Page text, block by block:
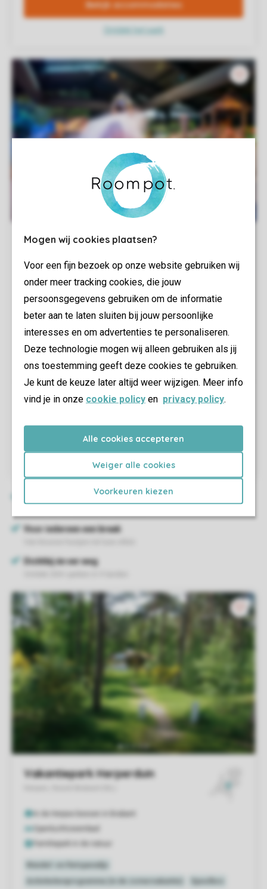
Mogen wij cookies plaatsen?
Voor een fijn bezoek op onze website gebruiken wij
onder meer tracking cookies, die jouw
persoonsgegevens gebruiken om de informatie
beter aan te laten sluiten bij jouw persoonlijke
interesses en om advertenties te personaliseren.
Deze technologie mogen wij alleen gebruiken als jij
ons toestemming geeft deze cookies te gebruiken.
Je kunt de keuze later altijd weer wijzigen. Meer info
vind je in onze cookie policy en privacy policy.
Alle cookies accepteren
Weiger alle cookies
Voorkeuren kiezen